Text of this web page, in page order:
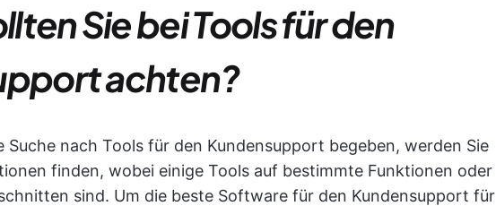
Sie bei Tools für den
achten?
Suche nach Tools für den Kundensupport begeben, werden Sie
finden, wobei einige Tools auf bestimmte Funktionen oder
sind. Um die beste Software für den Kundensupport für